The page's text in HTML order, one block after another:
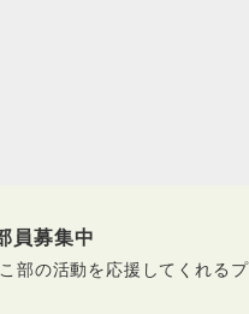
員募集中
部の活動を応援してくれる